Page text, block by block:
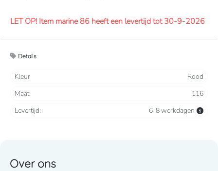
LET OP! Item marine 86 heeft een levertijd tot 30-9-2026
Verdekte 2-weg ritssluiting en elastiek in rug/taille.
2 borstzakken met klep, 2 zijzakken, 2 intasten, achterzak
Levertijd mits voorradig bij de fabrikant
Details
Kleur
Rood
Maat
116
Levertijd:
6-8 werkdagen
Over ons